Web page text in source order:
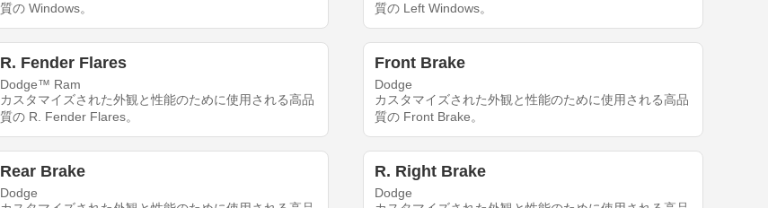
質の Windows。
質の Left Windows。
R. Fender Flares
Dodge™ Ram
カスタマイズされた外観と性能のために使用される高品
質の R. Fender Flares。
Front Brake
Dodge
カスタマイズされた外観と性能のために使用される高品
質の Front Brake。
Rear Brake
Dodge
R. Right Brake
Dodge